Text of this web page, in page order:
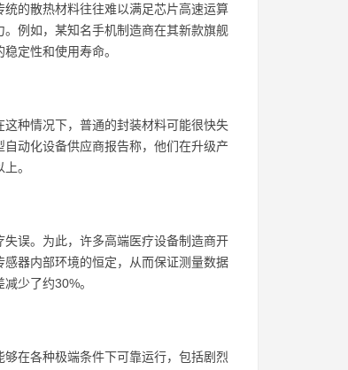
的散热材料往往难以满足芯片高速运算
例如，某知名手机制造商在其新款旗舰
定性和使用寿命。
种情况下，普通的封装材料可能很快失
动化设备供应商报告称，他们在升级产
。
误。为此，许多高端医疗设备制造商开
器内部环境的恒定，从而保证测量数据
少了约30%。
在各种极端条件下可靠运行，包括剧烈